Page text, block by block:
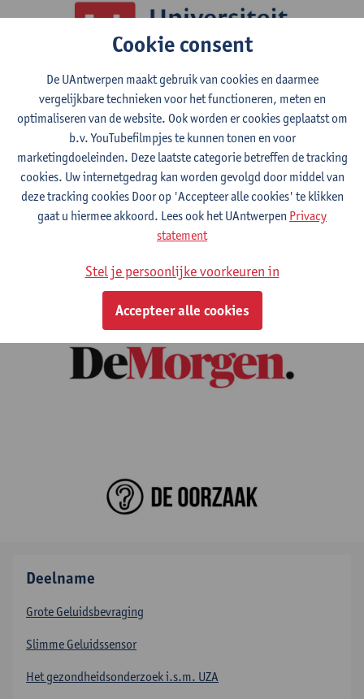
Deelname
Grote Geluidsbevraging
Slimme Geluidssensor
Het gezondheidsonderzoek i.s.m. UZA
Cookie consent
De UAntwerpen maakt gebruik van cookies en daarmee
vergelijkbare technieken voor het functioneren, meten en
optimaliseren van de website. Ook worden er cookies geplaatst om
b.v. YouTubefilmpjes te kunnen tonen en voor
marketingdoeleinden. Deze laatste categorie betreffen de tracking
cookies. Uw internetgedrag kan worden gevolgd door middel van
deze tracking cookies Door op 'Accepteer alle cookies' te klikken
gaat u hiermee akkoord. Lees ook het UAntwerpen Privacy
statement
Stel je persoonlijke voorkeuren in
Accepteer alle cookies